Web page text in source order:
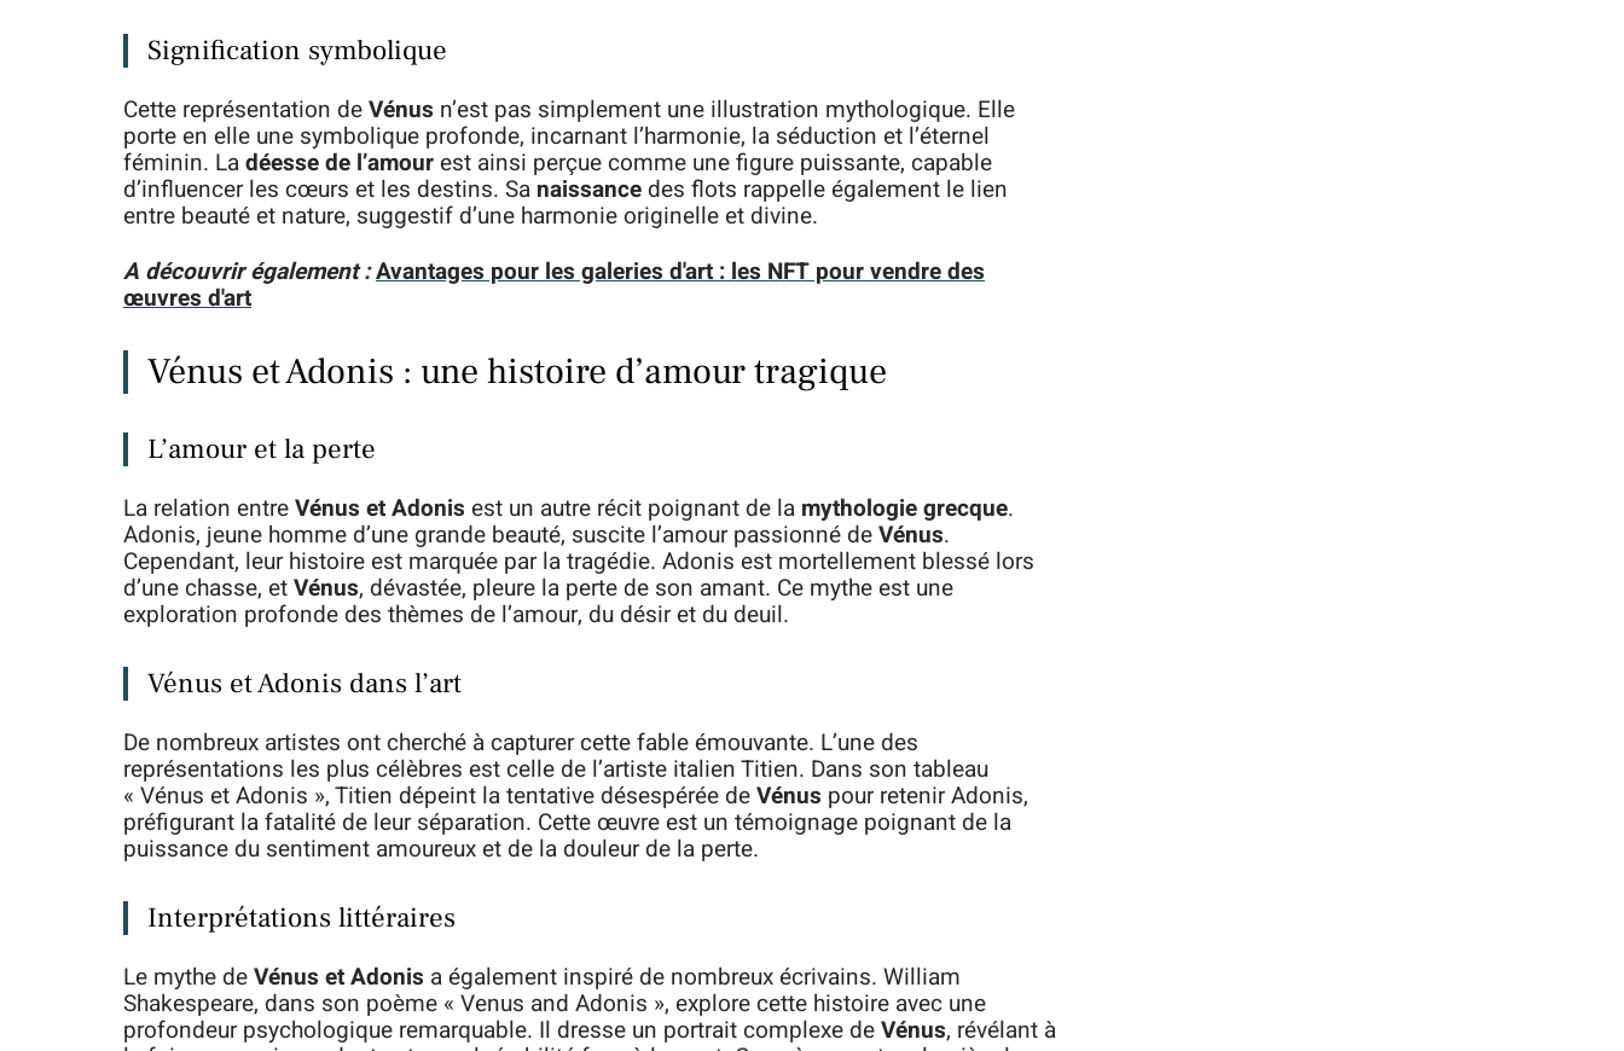
Signification symbolique
Cette représentation deVénus n’est pas simplement une illustration mythologique. Elle
porte en elle une symbolique profonde, incarnant l’harmonie, la séduction et l’éternel
féminin. Ladéesse de l’amourest ainsi perçue comme une figure puissante, capable
d’influencer les cœurs et les destins. Sa naissance des flots rappelle également le lien
entre beauté et nature, suggestif d’une harmonie originelle et divine.
A découvrir également :Avantages pour les galeries d'art : les NFT pour vendre des
œuvres d'art
Vénus et Adonis : une histoire d’amour tragique
L’amour et la perte
La relation entreVénus et Adonis est un autre récit poignant de la mythologie grecque.
Adonis, jeune homme d’une grande beauté, suscite l’amour passionné deVénus.
Cependant, leur histoire est marquée par la tragédie. Adonis est mortellement blessé lors
d’une chasse, etVénus, dévastée, pleure la perte de son amant. Ce mythe est une
exploration profonde des thèmes de l’amour, du désir et du deuil.
Vénus et Adonis dans l’art
De nombreux artistes ont cherché à capturer cette fable émouvante. L’une des
représentations les plus célèbres est celle de l’artiste italien Titien. Dans son tableau
« Vénus et Adonis », Titien dépeint la tentative désespérée deVénus pour retenir Adonis,
préfigurant la fatalité de leur séparation. Cette œuvre est un témoignage poignant de la
puissance du sentiment amoureux et de la douleur de la perte.
Interprétations littéraires
Le mythe deVénus et Adonis a également inspiré de nombreux écrivains. William
Shakespeare, dans son poème « Venus and Adonis », explore cette histoire avec une
profondeur psychologique remarquable. Il dresse un portrait complexe deVénus, révélant à